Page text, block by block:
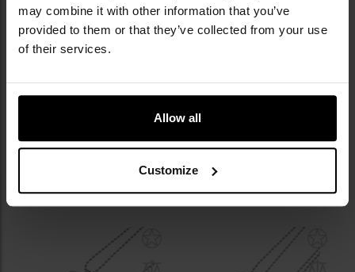
may combine it with other information that you’ve
provided to them or that they’ve collected from your use
of their services.
Allow all
Customize
ВІДГУКИ
ВАРТО ДОКУПИТИ
ПІДІБРАНІ ДЛЯ ВАС